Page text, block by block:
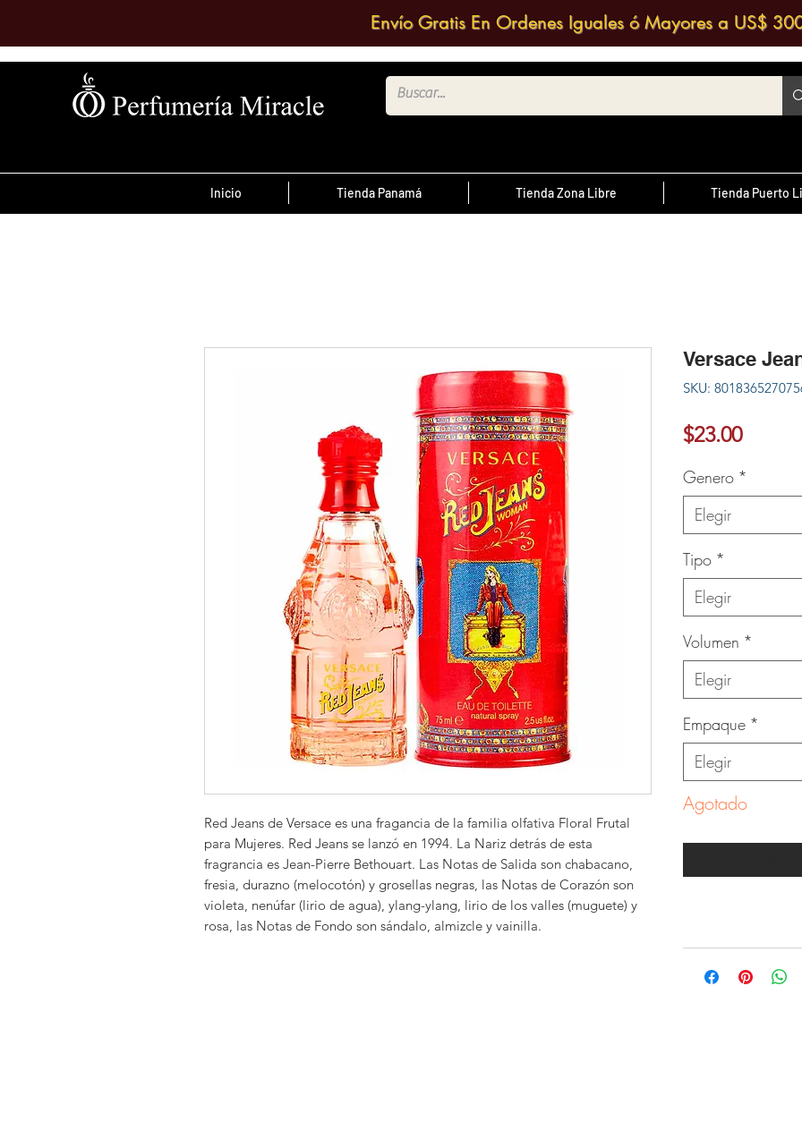
Envío Gratis En Ordenes Iguales ó Mayores a US$
Inicio Tienda Panamá Tienda Zona Libre Tienda Puerto
se envían al día siguiente.
Debe comentar en el pedido a que sucursal
quiere enviarlo o escribirnos a
Ver más
cotización?
Red Jeans de Versace es una fragancia de la familia olfativa Floral Frutal
para Mujeres. Red Jeans se lanzó en 1994. La Nariz detrás de esta
fragrancia es Jean-Pierre Bethouart. Las Notas de Salida son chabacano,
fresia, durazno (melocotón) y grosellas negras, las Notas de Corazón son
violeta, nenúfar (lirio de agua), ylang-ylang, lirio de los valles (muguete) y
rosa, las Notas de Fondo son sándalo, almizcle y vainilla.
Versace
SKU:
$23.00Precio
Genero *
Elegir
Tipo *
Elegir
Volumen *
Elegir
Empaque *
Elegir
Agotado